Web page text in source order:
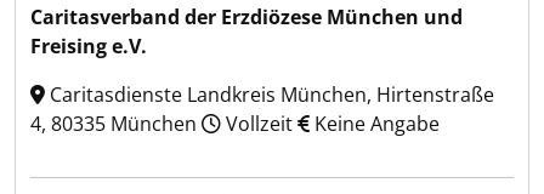
Caritasverband der Erzdiözese München und
Freising e.V.
Caritasdienste Landkreis München, Hirtenstraße
4, 80335 München
Vollzeit Keine Angabe